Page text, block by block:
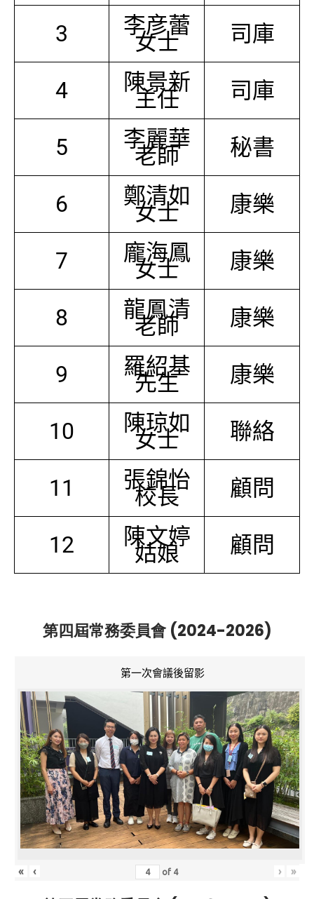
3 李彦蕾
女士 司庫
4 陳景新
主任 司庫
5 李麗華
老師 秘書
6 鄭清如
女士 康樂
7 龐海鳳
女士 康樂
8 龍鳳清
老師 康樂
9 羅紹基
先生 康樂
10 陳琼如
女士 聯絡
11 張錦怡
校長 顧問
12 陳文婷
姑娘 顧問
第四屆常務委員會 (2024-2026)
第一次會議後留影
« ‹ of 4 › »